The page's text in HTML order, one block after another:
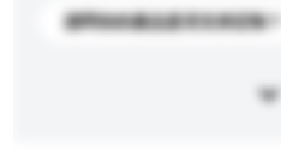
請問你的產品是否支持定制？